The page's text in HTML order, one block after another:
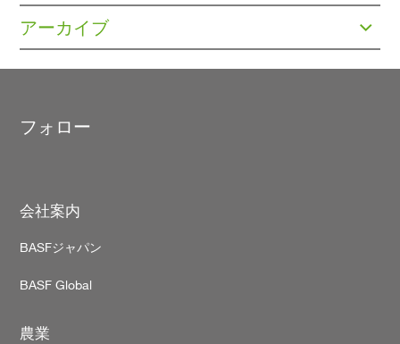
アーカイブ
フォロー
Footer
会社案内
BASFジャパン
BASF Global
農業